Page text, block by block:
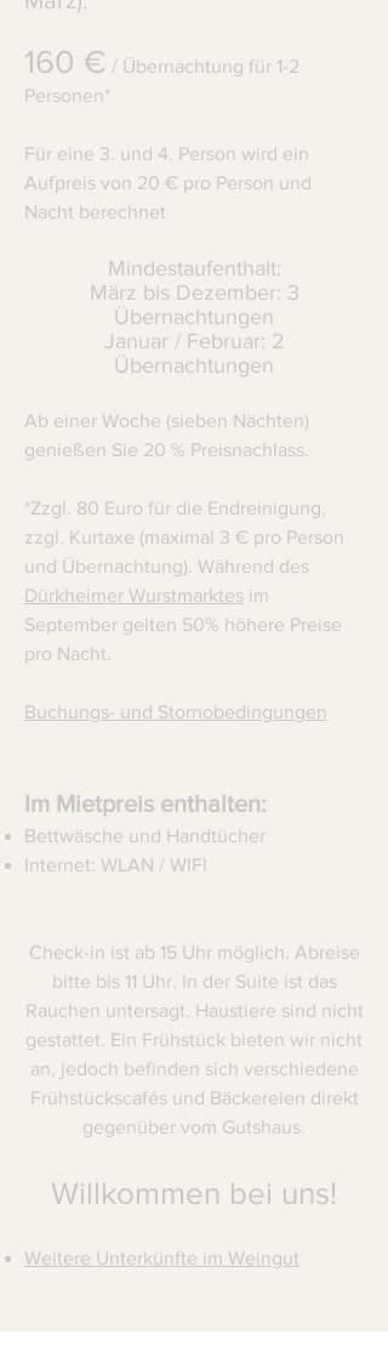
160 € / Übernachtung für 1-2
Personen*
Für eine 3. und 4. Person wird ein
Aufpreis von 20 € pro Person und
Nacht berechnet
Mindestaufenthalt:
März bis Dezember: 3
Übernachtungen
Januar / Februar: 2
Übernachtungen
Ab einer Woche (sieben Nächten)
genießen Sie 20 % Preisnachlass.
*Zzgl. 80 Euro für die Endreinigung,
zzgl. Kurtaxe (maximal 3 € pro Person
und Übernachtung). Während des
Dürkheimer Wurstmarktes im
September gelten 50% höhere Preise
pro Nacht.
Buchungs- und Stornobedingungen
​Im Mietpreis enthalten:
Bettwäsche und Handtücher
Internet: WLAN / WIFI​
Check-in ist ab 15 Uhr möglich. Abreise
bitte bis 11 Uhr. In der Suite ist das
Rauchen untersagt. Haustiere sind nicht
gestattet. Ein Frühstück bieten wir nicht
an, jedoch befinden sich verschiedene
Frühstückscafés und Bäckereien direkt
gegenüber vom Gutshaus.
Willkommen bei uns!
Weitere Unterkünfte im Weingut